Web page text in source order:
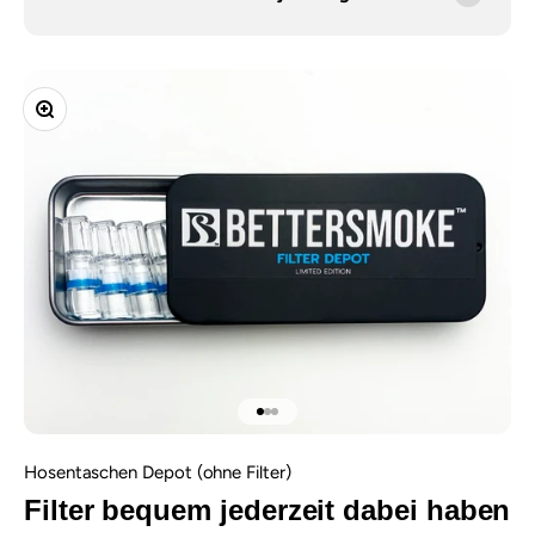
Bild vergrößern
Hosentaschen Depot (ohne Filter)
Filter bequem jederzeit dabei haben